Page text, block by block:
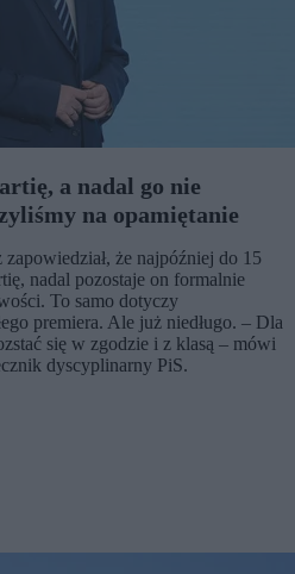
a nadal go nie
na opamiętanie
że najpóźniej do 15
nadal pozostaje on formalnie
To samo dotyczy
premiera. Ale już niedługo. – Dla
się w zgodzie i z klasą – mówi
dyscyplinarny PiS.